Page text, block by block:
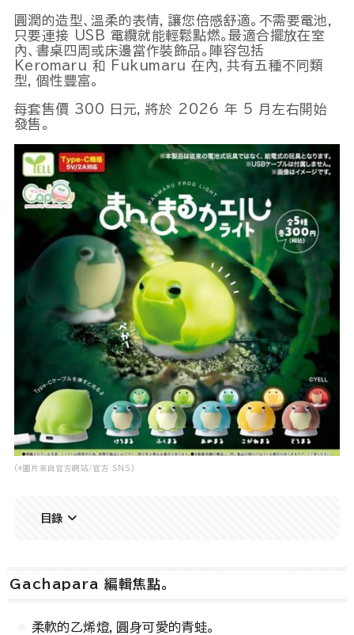
圓潤的造型、溫柔的表情，讓您倍感舒適。不需要電池，
只要連接 USB 電纜就能輕鬆點燃。最適合擺放在室
內、書桌四周或床邊當作裝飾品。陣容包括
Keromaru 和 Fukumaru 在內，共有五種不同類
型，個性豐富。
每套售價 300 日元，將於 2026 年 5 月左右開始
發售。
(*圖片來自官方網站/官方 SNS)
目錄
Gachapara 編輯焦點。
柔軟的乙烯燈，圓身可愛的青蛙。